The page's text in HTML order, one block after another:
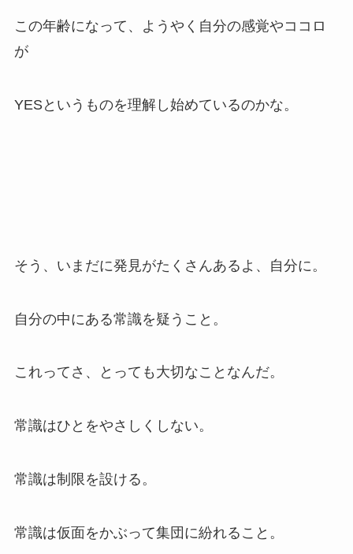
この年齢になって、ようやく自分の感覚やココロ
が
YESというものを理解し始めているのかな。
そう、いまだに発見がたくさんあるよ、自分に。
自分の中にある常識を疑うこと。
これってさ、とっても大切なことなんだ。
常識はひとをやさしくしない。
常識は制限を設ける。
常識は仮面をかぶって集団に紛れること。